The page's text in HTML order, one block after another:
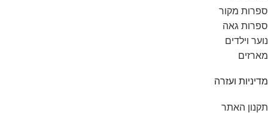
ספרות מקור
ספרות גאה
נוער וילדים
מארזים
מדיניות ועזרה
תקנון האתר